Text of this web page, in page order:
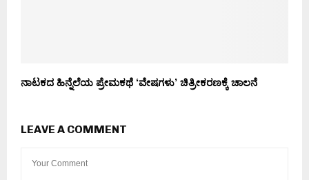
ನಾಟಕದ ಹಿನ್ನೆಲೆಯ ಪ್ರೇಮಕಥೆ ‘ವೇಷಗಳು’ ಚಿತ್ರೀಕರಣಕ್ಕೆ ಚಾಲನೆ
LEAVE A COMMENT